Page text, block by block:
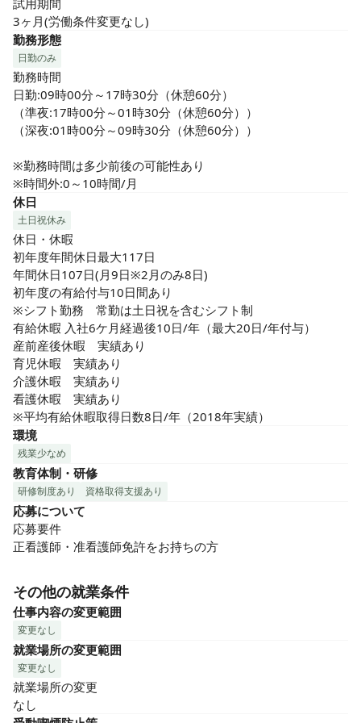
試用期間
3ヶ月(労働条件変更なし)
勤務形態
日勤のみ
勤務時間
日勤:09時00分～17時30分（休憩60分）
（準夜:17時00分～01時30分（休憩60分））
（深夜:01時00分～09時30分（休憩60分））
※勤務時間は多少前後の可能性あり
※時間外:0～10時間/月
休日
土日祝休み
休日・休暇
初年度年間休日最大117日
年間休日107日(月9日※2月のみ8日)
初年度の有給付与10日間あり
※シフト勤務　常勤は土日祝を含むシフト制
有給休暇 入社6ケ月経過後10日/年（最大20日/年付与）
産前産後休暇　実績あり
育児休暇　実績あり
介護休暇　実績あり
看護休暇　実績あり
※平均有給休暇取得日数8日/年（2018年実績）
環境
残業少なめ
教育体制・研修
研修制度あり 資格取得支援あり
応募について
応募要件
正看護師・准看護師免許をお持ちの方
その他の就業条件
仕事内容の変更範囲
変更なし
就業場所の変更範囲
変更なし
就業場所の変更
なし